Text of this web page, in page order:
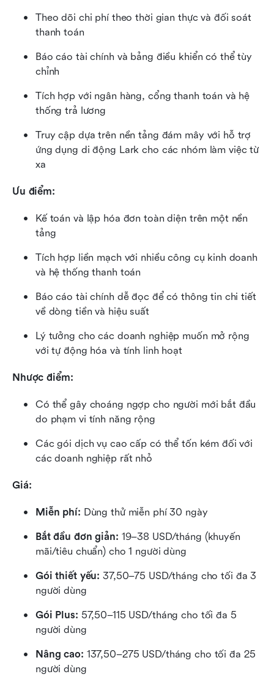
Theo dõi chi phí theo thời gian thực và đối soát
thanh toán
Báo cáo tài chính và bảng điều khiển có thể tùy
chỉnh
Tích hợp với ngân hàng, cổng thanh toán và hệ
thống trả lương
Truy cập dựa trên nền tảng đám mây với hỗ trợ
ứng dụng di động Lark cho các nhóm làm việc từ
xa
Ưu điểm:
Kế toán và lập hóa đơn toàn diện trên một nền
tảng
Tích hợp liền mạch với nhiều công cụ kinh doanh
và hệ thống thanh toán
Báo cáo tài chính dễ đọc để có thông tin chi tiết
về dòng tiền và hiệu suất
Lý tưởng cho các doanh nghiệp muốn mở rộng
với tự động hóa và tính linh hoạt
Nhược điểm:
Có thể gây choáng ngợp cho người mới bắt đầu
do phạm vi tính năng rộng
Các gói dịch vụ cao cấp có thể tốn kém đối với
các doanh nghiệp rất nhỏ
Giá:
Miễn phí: Dùng thử miễn phí 30 ngày
Bắt đầu đơn giản: 19–38 USD/tháng (khuyến
mãi/tiêu chuẩn) cho 1 người dùng
Gói thiết yếu: 37,50–75 USD/tháng cho tối đa 3
người dùng
Gói Plus: 57,50–115 USD/tháng cho tối đa 5
người dùng
Nâng cao: 137,50–275 USD/tháng cho tối đa 25
người dùng